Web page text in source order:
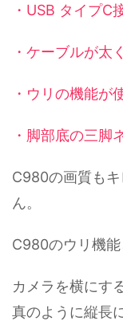
・USB タイプC
・ケーブルが太
・ウリの機能が
・脚部底の三脚
C980の画質も
ん。
C980のウリ機
カメラを横にす
真のように縦長